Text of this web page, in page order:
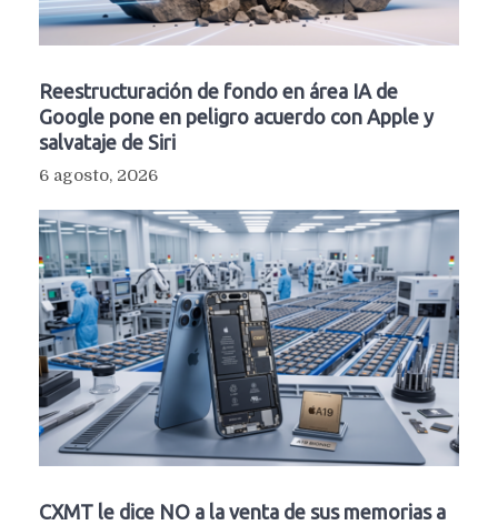
Reestructuración de fondo en área IA de
Google pone en peligro acuerdo con Apple y
salvataje de Siri
6 agosto, 2026
CXMT le dice NO a la venta de sus memorias a